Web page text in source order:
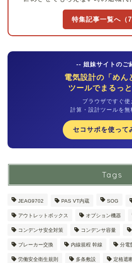
特集記事一覧へ（7
-- 姐妹サイトのご
電気設計の「めん
ツールでまるっと
ブラウザですぐ使
計算・設計ツールを無
セコサポを使っ
Tags
JEAG9702 PAS VT内蔵 SOG
アウトレットボックス オプション機器
コンデンサ安全対策 コンデンサ容量
ブレーカー交換 内線規程 幹線 分電
労働安全衛生規則 多条敷設 定格遮